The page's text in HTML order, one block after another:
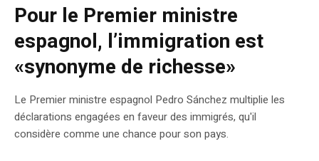
Pour le Premier ministre
espagnol, l’immigration est
«synonyme de richesse»
Le Premier ministre espagnol Pedro Sánchez multiplie les
déclarations engagées en faveur des immigrés, qu'il
considère comme une chance pour son pays.